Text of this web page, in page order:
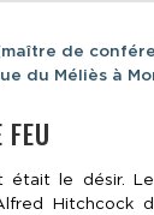
de
du Méliès à
était le désir.
Hitchcock